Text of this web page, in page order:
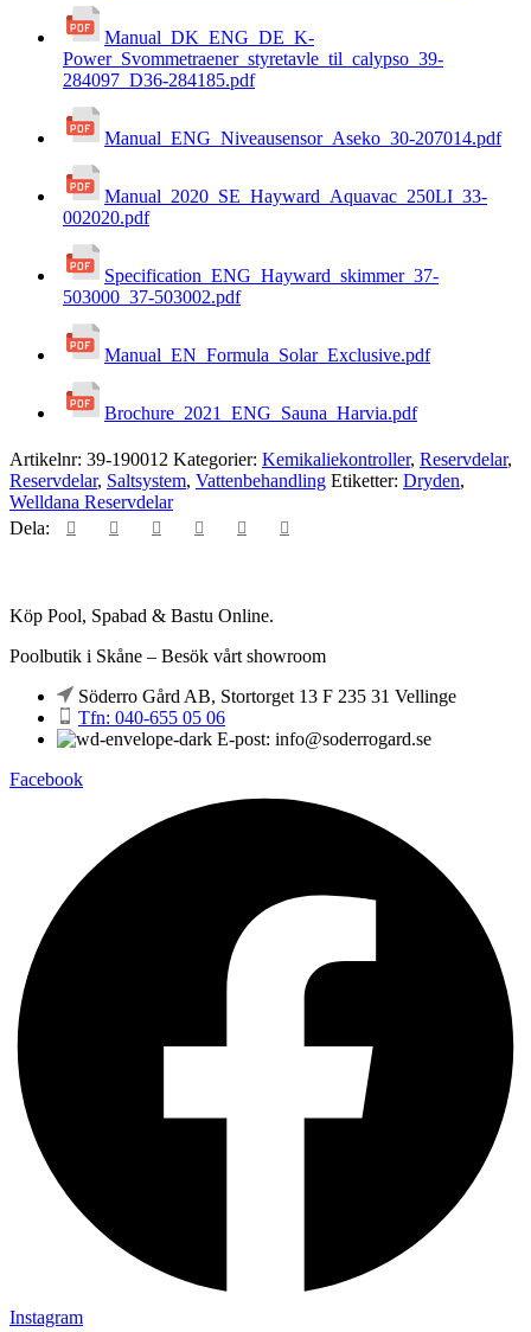
Manual_DK_ENG_DE_K-
Power_Svommetraener_styretavle_til_calypso_39-
284097_D36-284185.pdf
Manual_ENG_Niveausensor_Aseko_30-207014.pdf
Manual_2020_SE_Hayward_Aquavac_250LI_33-
002020.pdf
Specification_ENG_Hayward_skimmer_37-
503000_37-503002.pdf
Manual_EN_Formula_Solar_Exclusive.pdf
Brochure_2021_ENG_Sauna_Harvia.pdf
Artikelnr: 39-190012 Kategorier: Kemikaliekontroller, Reservdelar,
Reservdelar, Saltsystem, Vattenbehandling Etiketter: Dryden,
Welldana Reservdelar
Dela:
Köp Pool, Spabad & Bastu Online.
Poolbutik i Skåne – Besök vårt showroom
Söderro Gård AB, Stortorget 13 F 235 31 Vellinge
Tfn: 040-655 05 06
E-post: info@soderrogard.se
Facebook
Instagram